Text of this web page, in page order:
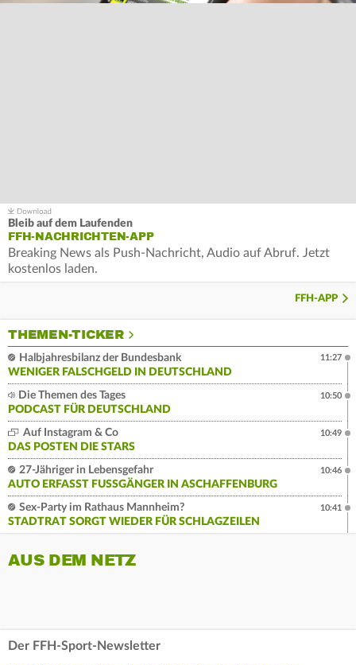
Bleib auf dem Laufenden
FFH-NACHRICHTEN-APP
Breaking News als Push-Nachricht, Audio auf Abruf. Jetzt
kostenlos laden.
FFH-APP
THEMEN-TICKER
Halbjahresbilanz der Bundesbank
WENIGER FALSCHGELD IN DEUTSCHLAND
11:27
Die Themen des Tages
PODCAST FÜR DEUTSCHLAND
10:50
Auf Instagram & Co
DAS POSTEN DIE STARS
10:49
27-Jähriger in Lebensgefahr
AUTO ERFASST FUSSGÄNGER IN ASCHAFFENBURG
10:46
Sex-Party im Rathaus Mannheim?
STADTRAT SORGT WIEDER FÜR SCHLAGZEILEN
10:41
AUS DEM NETZ
Der FFH-Sport-Newsletter